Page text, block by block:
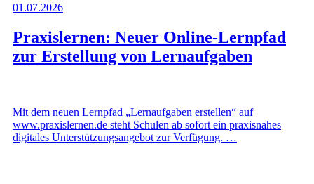
01.07.2026
Praxislernen: Neuer Online-Lernpfad
zur Erstellung von Lernaufgaben
Mit dem neuen Lernpfad „Lernaufgaben erstellen“ auf
www.praxislernen.de steht Schulen ab sofort ein praxisnahes
digitales Unterstützungsangebot zur Verfügung. …